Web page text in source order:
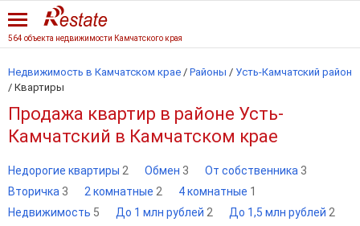
564 объекта недвижимости Камчатского края
Недвижимость в Камчатском крае / Районы / Усть-Камчатский район
/ Квартиры
Продажа квартир в районе Усть-
Камчатский в Камчатском крае
Недорогие квартиры 2 Обмен 3 От собственника 3
Вторичка 3 2 комнатные 2 4 комнатные 1
Недвижимость 5 До 1 млн рублей 2 До 1,5 млн рублей 2